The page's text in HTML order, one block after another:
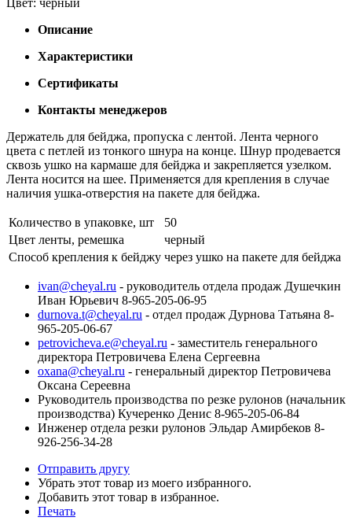
Описание
Характеристики
Сертификаты
Контакты менеджеров
Держатель для бейджа, пропуска с лентой. Лента черного
цвета с петлей из тонкого шнура на конце. Шнур продевается
сквозь ушко на кармаше для бейджа и закрепляется узелком.
Лента носится на шее. Применяется для крепления в случае
наличия ушка-отверстия на пакете для бейджа.
Количество в упаковке, шт
50
Цвет ленты, ремешка
черный
Способ крепления к бейджу через ушко на пакете для бейджа
ivan@cheyal.ru - руководитель отдела продаж Душечкин
Иван Юрьевич 8-965-205-06-95
durnova.t@cheyal.ru - отдел продаж Дурнова Татьяна 8-
965-205-06-67
petrovicheva.e@cheyal.ru - заместитель генерального
директора Петровичева Елена Сергеевна
oxana@cheyal.ru - генеральный директор Петровичева
Оксана Сереевна
Руководитель производства по резке рулонов (начальник
производства) Кучеренко Денис 8-965-205-06-84
Инженер отдела резки рулонов Эльдар Амирбеков 8-
926-256-34-28
Отправить другу
Убрать этот товар из моего избранного.
Добавить этот товар в избранное.
Печать